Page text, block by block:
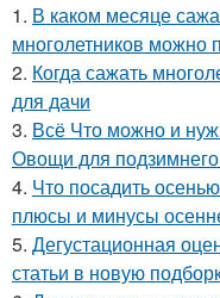
1. В каком месяце
многолетников можно
2. Когда сажать
для дачи
3. Всё Что можно и
Овощи для
4. Что посадить
плюсы и минусы
5. Дегустационная
статьи в новую